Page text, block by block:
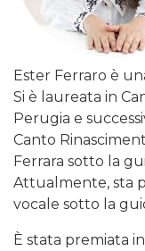
Ester Ferraro è
Si è laureata in
Perugia e
Canto
Ferrara sotto la
Attualmente, sta
vocale sotto la
È stata premiata